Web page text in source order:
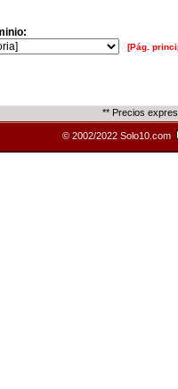
[Pág.
** Precios
© 2002/2022 Solo10.com